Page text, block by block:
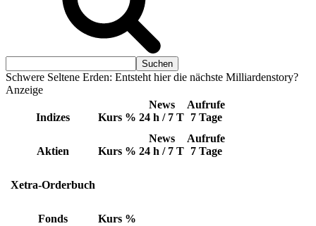
Schwere Seltene Erden: Entsteht hier die nächste Milliardenstory?
Anzeige
Indizes Kurs %
News
24 h / 7 T
Aufrufe
7 Tage
Aktien Kurs %
News
24 h / 7 T
Aufrufe
7 Tage
Xetra-Orderbuch
Fonds Kurs %